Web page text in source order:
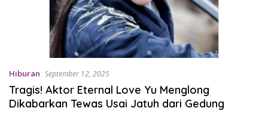
Hiburan September 12, 2025
Tragis! Aktor Eternal Love Yu Menglong
Dikabarkan Tewas Usai Jatuh dari Gedung